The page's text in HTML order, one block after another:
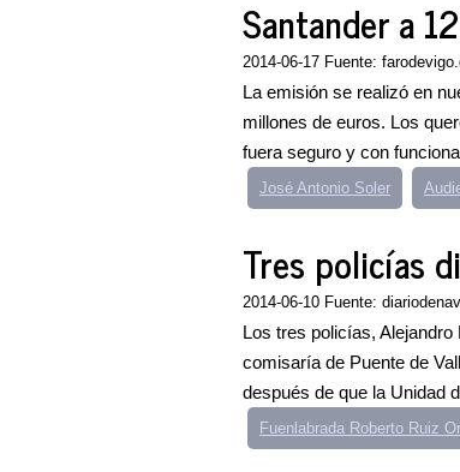
Santander a
2014-06-17 Fuente:
La emisión se realizó en
millones de euros. Los
fuera seguro y con
José Antonio Soler
Tres policías
2014-06-10 Fuente:
Los tres policías,
comisaría de Puente de
después de que la Unidad
Fuenlabrada Roberto Ruiz